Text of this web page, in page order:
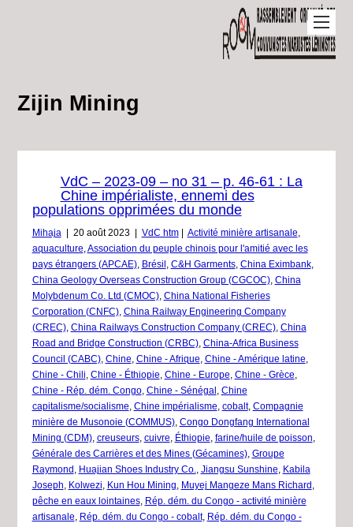
Zijin Mining
VdC – 2023-09 – no 31 – p. 46-61 : La
Chine impérialiste, ennemi des
populations opprimées du monde
Mihaja 20 août 2023 VdC htm Activité minière artisanale
aquaculture Association du peuple chinois pour l'amitié avec les
pays étrangers (APCAE), Brésil C&H Garments, China Eximbank,
China Geology Overseas Construction Group (CGCOC), China
Molybdenum Co. Ltd (CMOC), China National Fisheries
Corporation (CNFC), China Railway Engineering Company
(CREC), China Railways Construction Company (CREC), China
Road and Bridge Construction (CRBC), China-Africa Business
Council (CABC), Chine Chine - Afrique Chine - Amérique latine
Chine - Chili Chine - Éthiopie Chine - Europe Chine - Grèce
Chine - Rép. dém. Congo, Chine - Sénégal
Chine
capitalisme/socialisme Chine impérialisme cobalt, Compagnie
minière de Musonoie (COMMUS), Congo Dongfang International
Mining (CDM), creuseurs, cuivre Éthiopie farine/huile de poisson
Générale des Carrières et des Mines (Gécamines), Groupe
Raymond
Huajian Shoes Industry Co. Jiangsu Sunshine
Kabila
Joseph
Kolwezi Kun Hou Mining Muyej Mangeze Mans Richard
pêche en eaux lointaines,
Rép. dém. du Congo - activité minière
artisanale
Rép. dém. du Congo - cobalt, Rép. dém. du Congo -